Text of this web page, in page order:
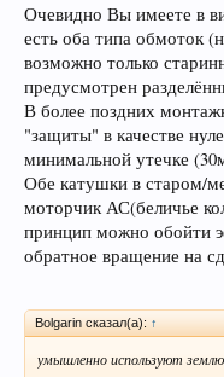
Очевидно Вы имеете в
есть оба типа обмоток
возможно только
предусмотрен
В более поздних
"защиты" в качестве
минимальной утечке
Обе катушки в старом/
моторчик АС(беличье
принцип можно обойти
обратное вращение на
Bolgarin сказал(а): ↑
умышленно используют